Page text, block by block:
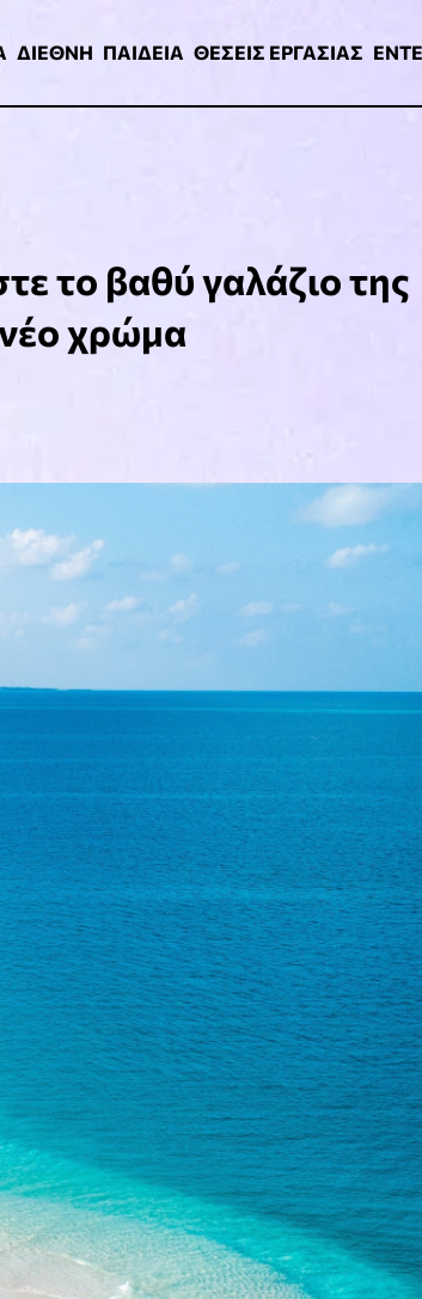
ΔΙΕΘΝΗ ΠΑΙΔΕΙΑ ΘΕΣΕΙΣ ΕΡΓΑΣΙΑΣ
το βαθύ γαλάζιο της
χρώμα